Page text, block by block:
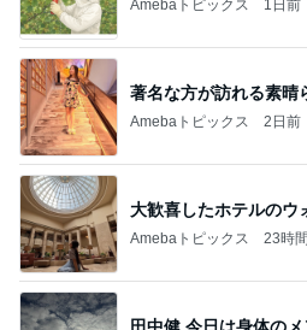
Amebaトピックス 1日前
著名な方が訪れる素晴
Amebaトピックス 2日前
大歓喜したホテルのウ
Amebaトピックス 23時
田中健 今日は身体の